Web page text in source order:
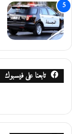
تابعنا على فيسبوك